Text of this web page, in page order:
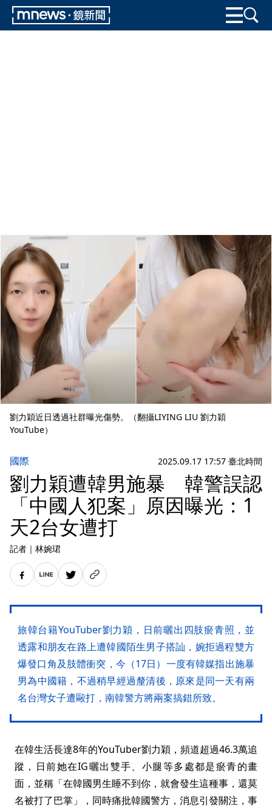
劉力穎近日透過社群曝光傷勢。（翻攝LIYING LIU 劉力穎
YouTube）
國際 2025.09.17 17:57 臺北時間
劉力穎遭韓男施暴 韓警誤認
「中國人犯案」原因曝光：1
天2台女遭打
記者 ｜ 林婉珺
旅韓台籍YouTuber劉力穎，日前曬出四肢瘀青照，並
透露和朋友在路上遭韓國陌生男子搭訕，婉拒過程雙方
爆發口角及肢體衝突，今（17日）一度有韓媒指出施暴
男為中國籍，不過稍早經過釐清後，原來是同一天有兩
名台灣女子遭毆打，南韓警方將兩案搞錯所致。
在韓生活長達8年的YouTuber劉力穎，頻道超過46.3萬追
蹤，日前她在IG曬出雙手、小腿等多處都是瘀青的畫
面，並稱「在韓國男生睡不到你，就會發生這種事，還莫
名被打了巴掌」，同時痛批韓國警方，消息引發關注，事